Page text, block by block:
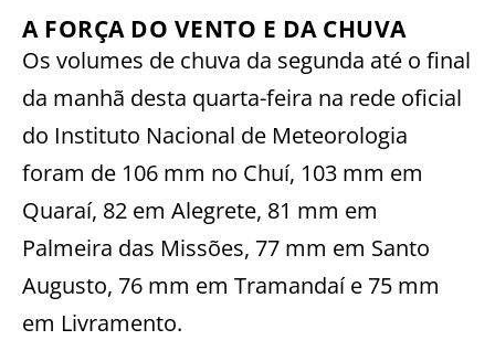
A FORÇA DO VENTO E DA CHUVA
Os volumes de chuva da segunda até o final
da manhã desta quarta-feira na rede oficial
do Instituto Nacional de Meteorologia
foram de 106 mm no Chuí, 103 mm em
Quaraí, 82 em Alegrete, 81 mm em
Palmeira das Missões, 77 mm em Santo
Augusto, 76 mm em Tramandaí e 75 mm
em Livramento.